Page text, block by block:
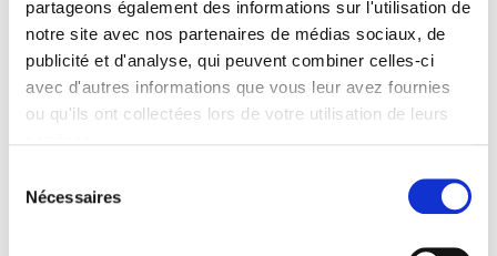
partageons également des informations sur l'utilisation de
notre site avec nos partenaires de médias sociaux, de
publicité et d'analyse, qui peuvent combiner celles-ci
avec d'autres informations que vous leur avez fournies
ou qu'ils ont collectées lors de votre utilisation de leurs
Nécessaires